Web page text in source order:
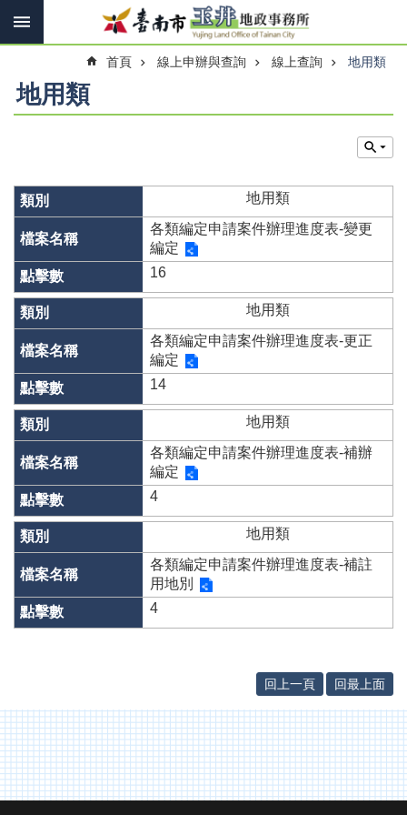
跳到主要內容區塊
搜
搜
尋
息
快
報
機
關
簡
介
線
上
申
辦
與
詢
便
民
服
民
意
交
載
專
區
主
題
首頁 線上申辦與查詢 線上查詢 地用類
地用類
地用類
各類編定申請案件辦理進度表-變更
編定
16
地用類
各類編定申請案件辦理進度表-更正
編定
14
地用類
各類編定申請案件辦理進度表-補辦
編定
4
地用類
各類編定申請案件辦理進度表-補註
用地別
4
回上一頁 回最上面